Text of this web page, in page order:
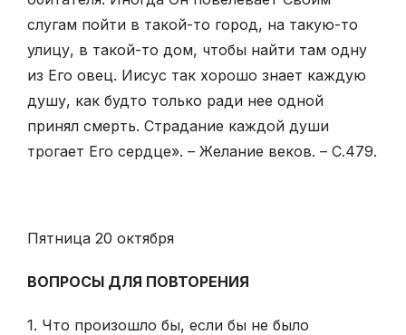
слугам пойти в такой-то город, на такую-то
улицу, в такой-то дом, чтобы найти там одну
из Его овец. Иисус так хорошо знает каждую
душу, как будто только ради нее одной
принял смерть. Страдание каждой души
трогает Его сердце». – Желание веков. – С.479.
Пятница 20 октября
ВОПРОСЫ ДЛЯ ПОВТОРЕНИЯ
1. Что произошло бы, если бы не было